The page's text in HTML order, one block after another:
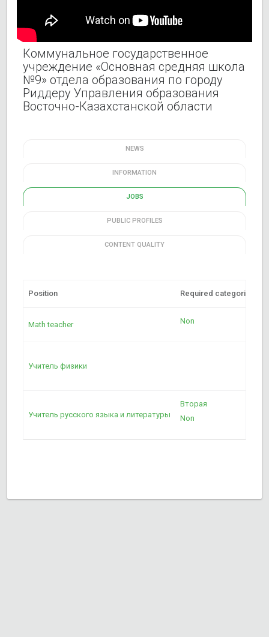
Коммунальное государственное
учреждение «Основная средняя школа
№9» отдела образования по городу
Риддеру Управления образования
Восточно-Казахстанской области
NEWS
INFORMATION
JOBS
PUBLIC PROFILES
CONTENT QUALITY
Position Required categories
Math teacher Non
Учитель физики
Учитель русского языка и литературы
Вторая
Non